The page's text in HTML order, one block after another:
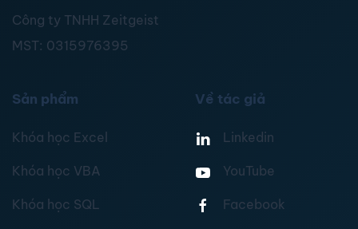
Công ty TNHH Zeitgeist
MST: 0315976395
Sản phẩm
Khóa học Excel
Khóa học VBA
Khóa học SQL
Về tác giả
Linkedin
YouTube
Facebook